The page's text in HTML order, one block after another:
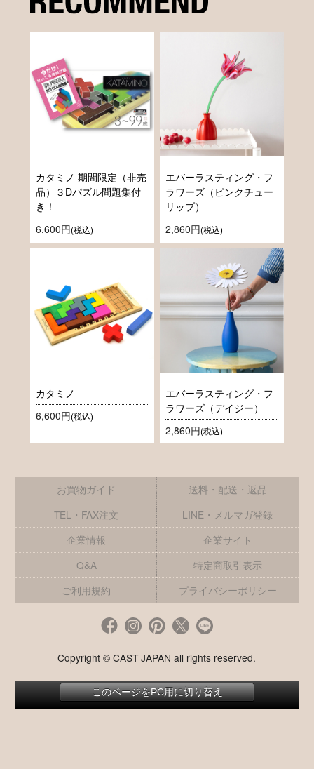
カタミノ 期間限定（非売
品）３Dパズル問題集付
き！
6,600円(税込)
エバーラスティング・フ
ラワーズ（ピンクチュー
リップ）
2,860円(税込)
カタミノ
6,600円(税込)
エバーラスティング・フ
ラワーズ（デイジー）
2,860円(税込)
お買物ガイド
送料・配送・返品
TEL・FAX注文
LINE・メルマガ登録
企業情報
企業サイト
Q&A
特定商取引表示
ご利用規約
プライバシーポリシー
Copyright © CAST JAPAN all rights reserved.
このページをPC用に切り替え